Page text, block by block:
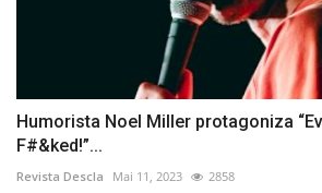
Humorista Noel Miller protagoniza
F#&ked!”...
Revista Descla Mai 11, 2023 2858